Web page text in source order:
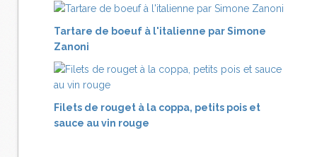
Tartare de boeuf à l'italienne par Simone
Zanoni
Filets de rouget à la coppa, petits pois et
sauce au vin rouge